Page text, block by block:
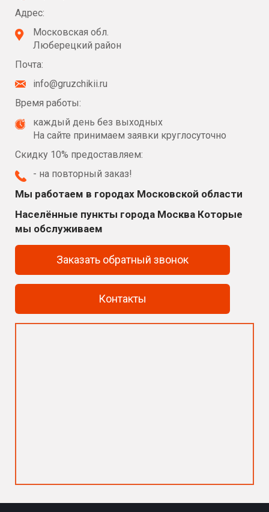
Адрес:
Московская обл.
Люберецкий район
Почта:
info@gruzchikii.ru
Время работы:
каждый день без выходных
На сайте принимаем заявки круглосуточно
Скидку 10% предоставляем:
- на повторный заказ!
Мы работаем в городах Московской области
Населённые пункты города Москва Которые
мы обслуживаем
Заказать обратный звонок
Контакты